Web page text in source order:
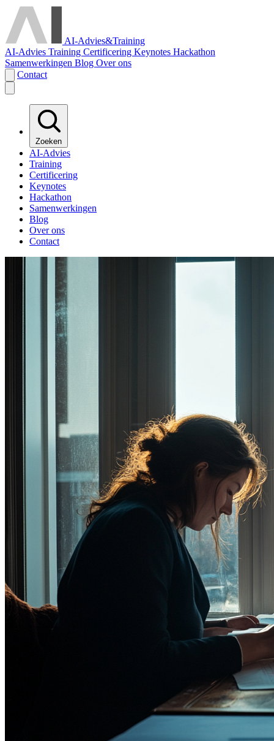
AI-Advies&Training
AI-Advies Training Certificering Keynotes Hackathon
Samenwerkingen Blog Over ons
Contact
Zoeken
AI-Advies
Training
Certificering
Keynotes
Hackathon
Samenwerkingen
Blog
Over ons
Contact